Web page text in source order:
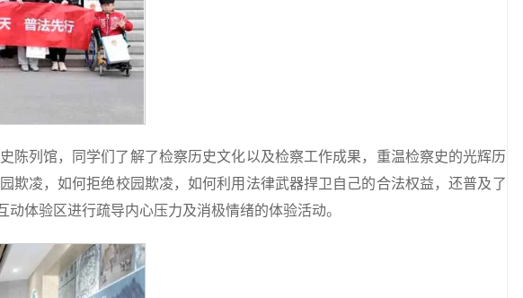
列馆，同学们了解了检察历史文化以及检察工作成果，重温检察史的光辉历
凌，如何拒绝校园欺凌，如何利用法律武器捍卫自己的合法权益，还普及了
体验区进行疏导内心压力及消极情绪的体验活动。